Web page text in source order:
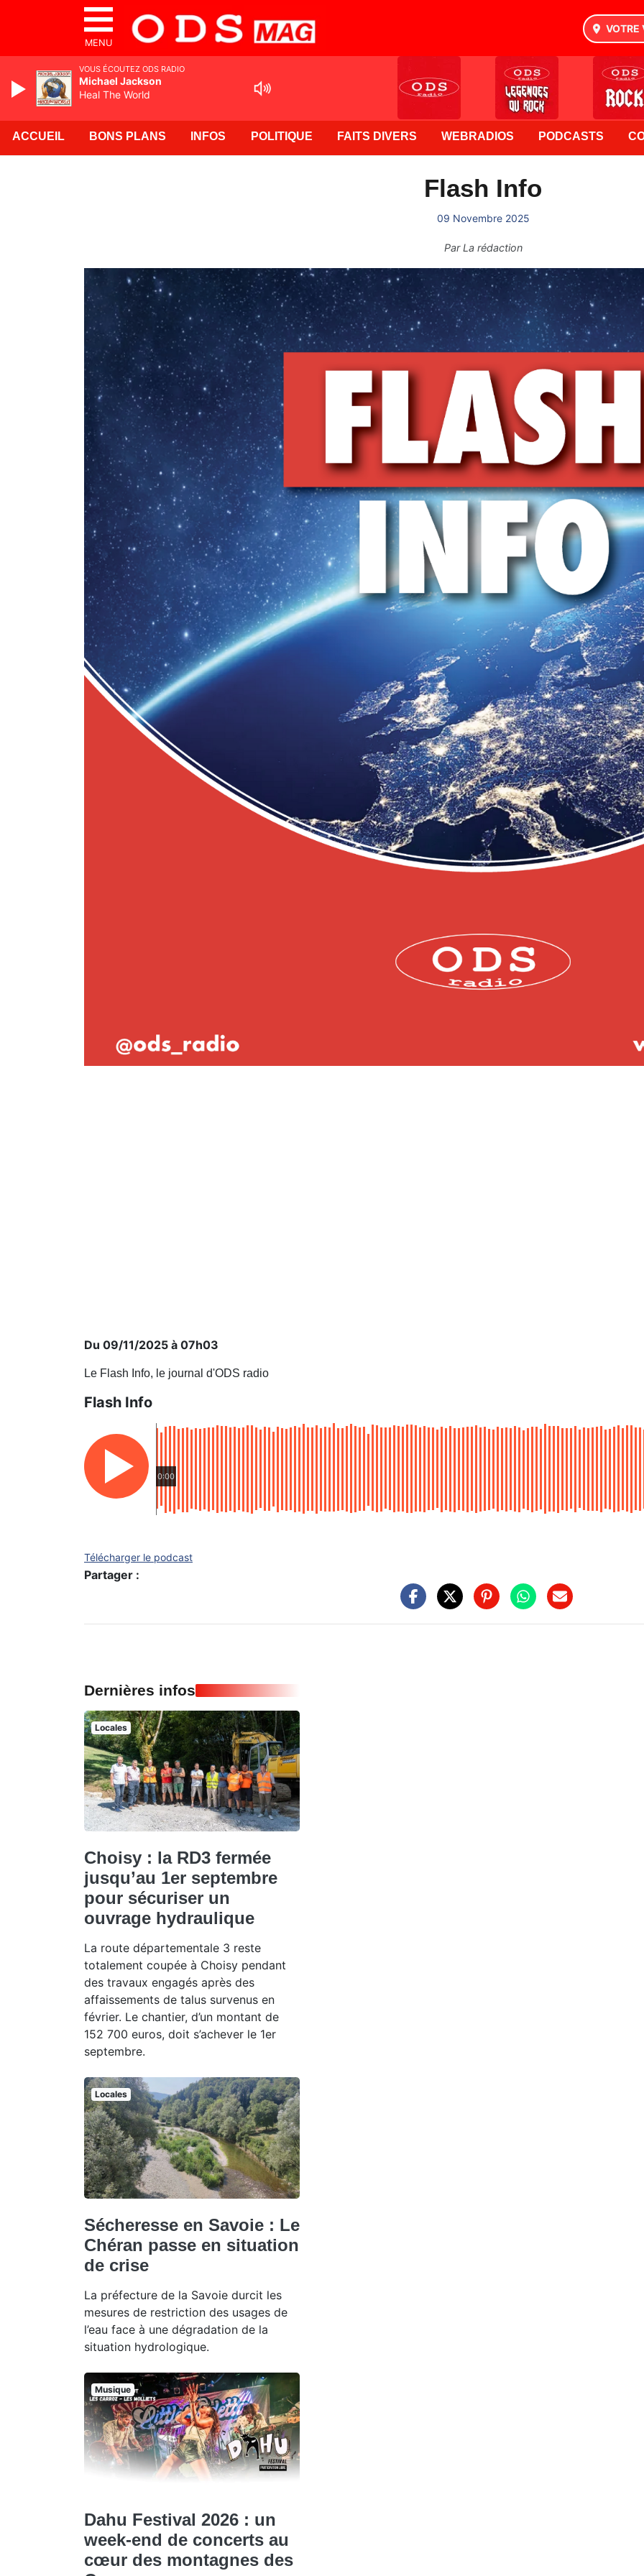
MENU
VOTRE
ACCUEIL BONS PLANS INFOS POLITIQUE FAITS DIVERS WEBRADIOS PODCASTS
Flash Info
09 Novembre 2025
ParLa rédaction
Du 09/11/2025 à 07h03
Le Flash Info, le journal d'ODS radio
Flash Info
0:00
Télécharger le podcast
Partager :
Dernières infos
Locales
Choisy : la RD3 fermée
jusqu’au 1er septembre
pour sécuriser un
ouvrage hydraulique
La route départementale 3 reste
totalement coupée à Choisy pendant
des travaux engagés après des
affaissements de talus survenus en
février. Le chantier, d’un montant de
152 700 euros, doit s’achever le 1er
septembre.
Locales
Sécheresse en Savoie : Le
Chéran passe en situation
de crise
La préfecture de la Savoie durcit les
mesures de restriction des usages de
l’eau face à une dégradation de la
situation hydrologique.
Musique
Dahu Festival 2026 : un
week-end de concerts au
cœur des montagnes des
VOUS ÉCOUTEZ ODS RADIO
Michael Jackson
Heal The World